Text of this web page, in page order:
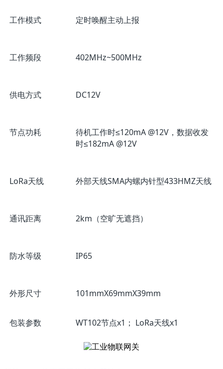
工作模式 定时唤醒主动上报
工作频段 402MHz~500MHz
供电方式 DC12V
节点功耗
待机工作时≤120mA @12V，数据收发
时≤182mA @12V
LoRa天线 外部天线SMA内螺内针型433HMZ天线
通讯距离 2km（空旷无遮挡）
防水等级 IP65
外形尺寸 101mmX69mmX39mm
包装参数 WT102节点x1； LoRa天线x1